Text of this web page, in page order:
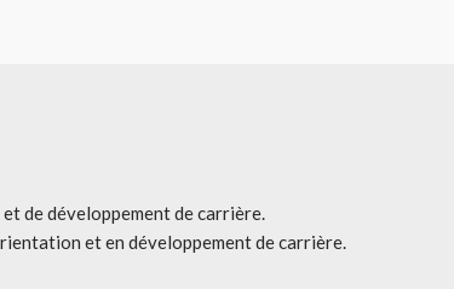
et de développement de carrière.
et en développement de carrière.